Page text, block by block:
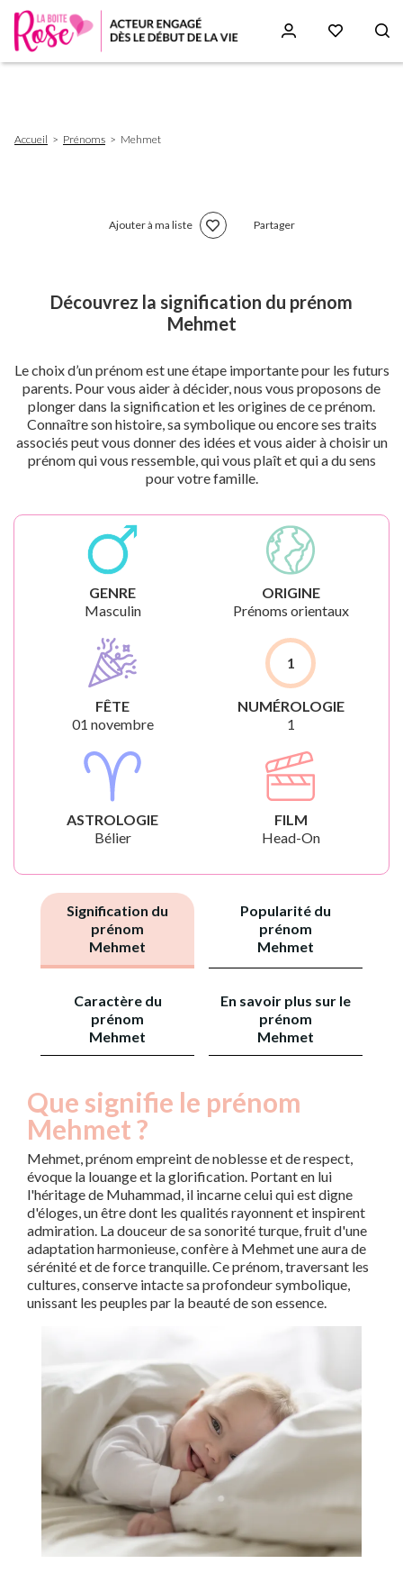
d'Ariane
Accueil Prénoms Mehmet
Ajouter à ma liste Partager
Découvrez la signification du prénom
Mehmet
Le choix d’un prénom est une étape importante pour les futurs
parents. Pour vous aider à décider, nous vous proposons de
plonger dans la signification et les origines de ce prénom.
Connaître son histoire, sa symbolique ou encore ses traits
associés peut vous donner des idées et vous aider à choisir un
prénom qui vous ressemble, qui vous plaît et qui a du sens
pour votre famille.
GENRE
Masculin
ORIGINE
Prénoms orientaux
FÊTE
01 novembre
1
NUMÉROLOGIE
1
ASTROLOGIE
Bélier
FILM
Head-On
Signification du
prénom
Mehmet
Popularité du
prénom
Mehmet
Caractère du
prénom
Mehmet
En savoir plus sur le
prénom
Mehmet
Que signifie le prénom
Mehmet ?
Mehmet, prénom empreint de noblesse et de respect,
évoque la louange et la glorification. Portant en lui
l'héritage de Muhammad, il incarne celui qui est digne
d'éloges, un être dont les qualités rayonnent et inspirent
admiration. La douceur de sa sonorité turque, fruit d'une
adaptation harmonieuse, confère à Mehmet une aura de
sérénité et de force tranquille. Ce prénom, traversant les
cultures, conserve intacte sa profondeur symbolique,
unissant les peuples par la beauté de son essence.